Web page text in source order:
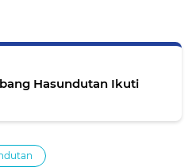
Hasundutan Ikuti